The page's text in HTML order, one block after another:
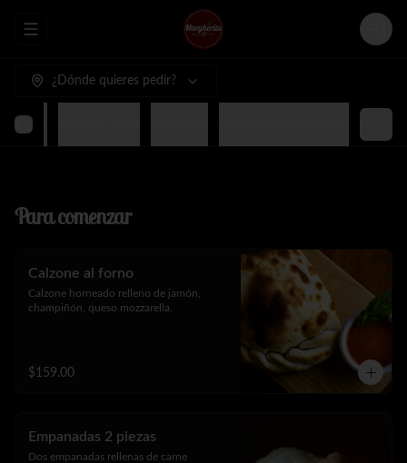
Abrir menu de navegación Login
¿Dónde quieres pedir?
Para comenzar
Calzone al forno
Calzone horneado relleno de jamón,
champiñón, queso mozzarella.
$159.00
Empanadas 2 piezas
Dos empanadas rellenas de carne